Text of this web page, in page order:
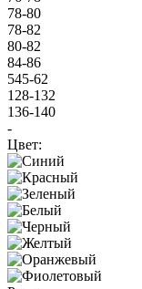
78-80
78-82
80-82
84-86
545-62
128-132
136-140
-
Цвет: